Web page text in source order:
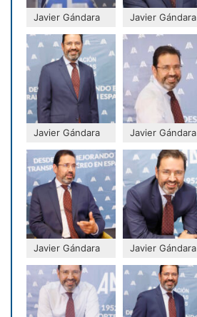
Javier Gándara Javier Gándara
Javier Gándara Javier Gándara
Javier Gándara Javier Gándara